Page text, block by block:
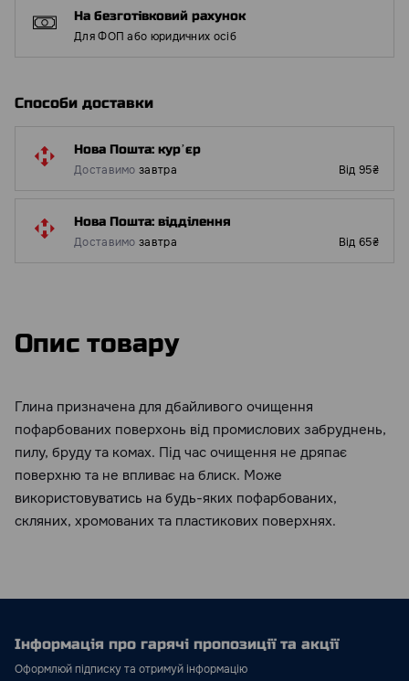
На безготівковий рахунок
Для ФОП або юридичних осіб
Способи доставки
Нова Пошта: курʼєр
Доставимо завтра Від 95₴
Нова Пошта: відділення
Доставимо завтра Від 65₴
Опис товару
Глина призначена для дбайливого очищення
пофарбованих поверхонь від промислових забруднень,
пилу, бруду та комах. Під час очищення не дряпає
поверхню та не впливає на блиск. Може
використовуватись на будь-яких пофарбованих,
скляних, хромованих та пластикових поверхнях.
Інформація про гарячі пропозиції та акції
Оформлюй підписку та отримуй інформацію